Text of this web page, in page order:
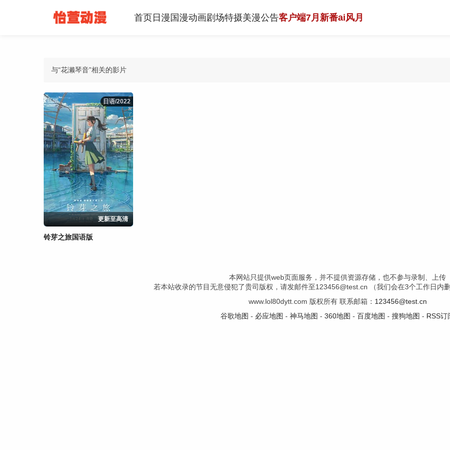
首页日漫 国漫动画剧场特摄美漫公告客户端7月新番ai风月
与“花濑琴音”相关的影片
日语/2022
日语/2022
更新至高清
铃芽之旅国语版
本网站只提供web页面服务，并不提供资源存储，也不参与录制、上传
若本站收录的节目无意侵犯了贵司版权，请发邮件至123456@test.cn （我们会在3个工作日内
www.lol80dytt.com 版权所有 联系邮箱： 123456@test.cn
谷歌地图 - 必应地图 - 神马地图 - 360地图 - 百度地图 - 搜狗地图 - RSS订